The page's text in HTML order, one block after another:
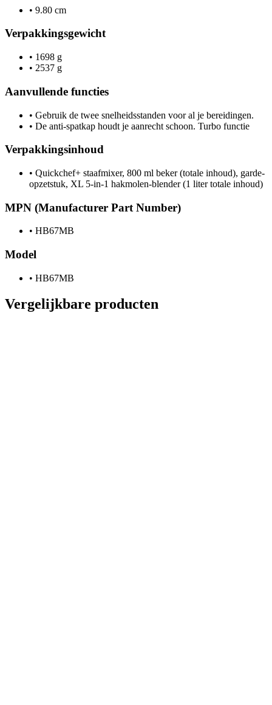
• 9.80 cm
Verpakkingsgewicht
• 1698 g
• 2537 g
Aanvullende functies
• Gebruik de twee snelheidsstanden voor al je bereidingen.
• De anti-spatkap houdt je aanrecht schoon. Turbo functie
Verpakkingsinhoud
• Quickchef+ staafmixer, 800 ml beker (totale inhoud), garde-
opzetstuk, XL 5-in-1 hakmolen-blender (1 liter totale inhoud)
MPN (Manufacturer Part Number)
• HB67MB
Model
• HB67MB
Vergelijkbare producten